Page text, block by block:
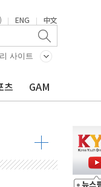
| ENG | 中文
사이트
츠 GAM